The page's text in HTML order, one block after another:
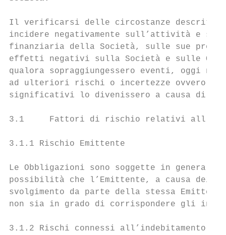
Il verificarsi delle circostanze descritte
incidere negativamente sull’attività e
finanziaria della Società, sulle sue
effetti negativi sulla Società e sulle
qualora sopraggiungessero eventi, oggi
ad ulteriori rischi o incertezze ovvero
significativi lo divenissero a causa di
3.1     Fattori di rischio relativi
3.1.1 Rischio Emittente
Le Obbligazioni sono soggette in
possibilità che l’Emittente, a causa dei
svolgimento da parte della stessa
non sia in grado di corrispondere gli
3.1.2 Rischi connessi all’indebitamento